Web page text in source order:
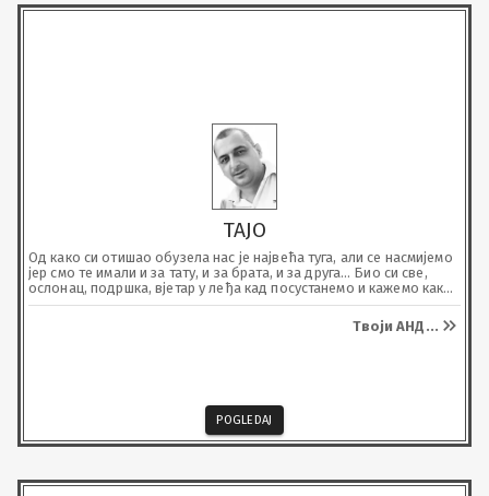
ТАЈО
Од како си отишао обузела нас је највећа туга, али се насмијемо
јер смо те имали и за тату, и за брата, и за друга… Био си све,
ослонац, подршка, вјетар у леђа кад посустанемо и кажемо како
не можемо даље, узор, показао си како се воли и брине у
данима када о самом себи не можеш, и понос, да се о теби
прича с уздигнутом главом ђе год да се оде… Фалићеш у свему
Твоји АНД ...
POGLEDAJ